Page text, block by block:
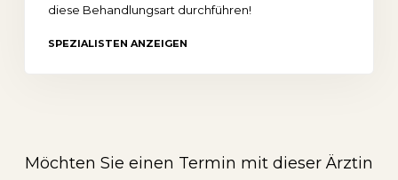
diese Behandlungsart durchführen!
SPEZIALISTEN ANZEIGEN
Möchten Sie einen Termin mit dieser Ärztin